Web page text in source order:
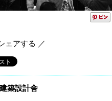
ェアする ／
築設計舎